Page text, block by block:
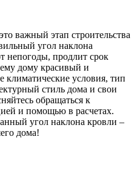
важный этап строительства
угол наклона
непогоды, продлит срок
дому красивый и
условия, тип
стиль дома и свои
обращаться к
и помощью в расчетах.
угол наклона кровли –
дома!